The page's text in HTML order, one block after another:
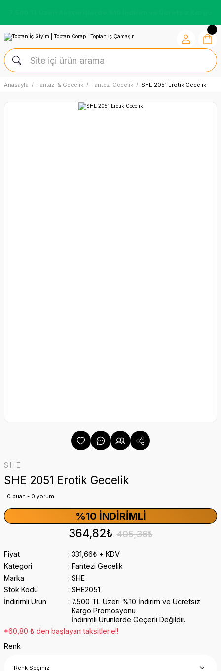
Anasayfa Fantazi & Gecelik Fantezi Gecelik SHE 2051 Erotik Gecelik
SHE
SHE 2051 Erotik Gecelik
0 puan - 0 yorum
%10 İNDIRIMLI
364,82₺ 405,36₺
Fiyat
331,66₺ + KDV
Kategori
Fantezi Gecelik
Marka
SHE
Stok Kodu
SHE2051
İndirimli Ürün
7.500 TL Üzeri %10 İndirim ve Ücretsiz
Kargo Promosyonu
İndirimli Ürünlerde Geçerli Değildir.
*60,80 ₺ den başlayan taksitlerle!!
Renk